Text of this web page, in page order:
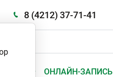
8 (4212) 37-71-41
ОНЛАЙН-ЗАПИСЬ